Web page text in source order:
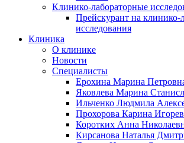
Клинико-лабораторные
Прейскурант на клинико-
исследования
Клиника
О клинике
Новости
Специалисты
Ерохина Марина
Яковлева Марина
Ильченко Людмила
Прохорова Карина
Коротких Анна
Кирсанова Наталья